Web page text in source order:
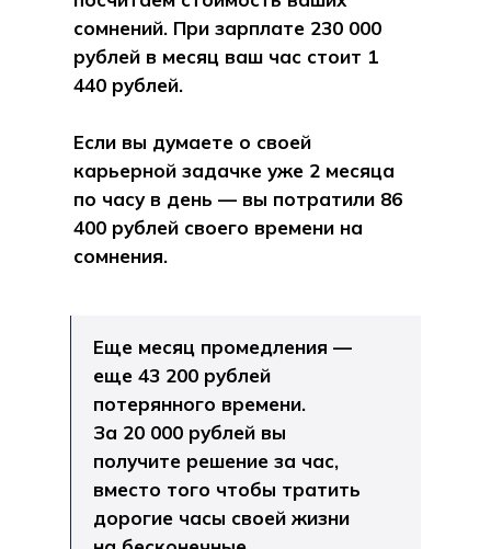
сомнений. При зарплате 230 000
рублей в месяц ваш час стоит 1
440 рублей.
Если вы думаете о своей
карьерной задачке уже 2 месяца
по часу в день — вы потратили 86
400 рублей своего времени на
сомнения.
Еще месяц промедления —
еще 43 200 рублей
потерянного времени.
За 20 000 рублей вы
получите решение за час,
вместо того чтобы тратить
дорогие часы своей жизни